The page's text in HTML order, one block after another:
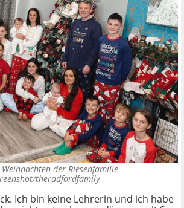
der Riesenfamilie
theradfordfamily
Ich bin keine Lehrerin und ich habe